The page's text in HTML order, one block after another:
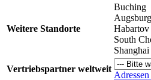
Weitere Standorte
Buching
Augsburg
South
Vertriebspartner weltweit